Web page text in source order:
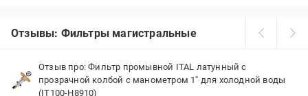
Отзывы: Фильтры магистральные
Отзыв про: Фильтр промывной ITAL латунный с
прозрачной колбой с манометром 1" для холодной воды
(IT100-H8910)